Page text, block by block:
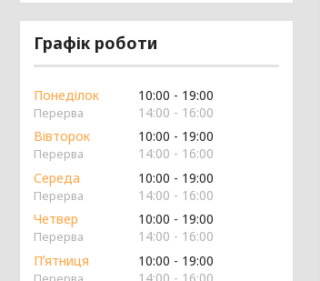
Графік роботи
Понеділок 10:00
19:00
14:00
16:00
Вівторок
10:00
19:00
14:00
16:00
Середа
10:00
19:00
14:00
16:00
Четвер
10:00
19:00
14:00
16:00
Пʼятниця
10:00
19:00
14:00
16:00